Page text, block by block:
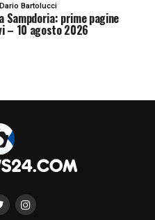
Dario Bartolucci
Sampdoria: prime pagine
– 10 agosto 2026